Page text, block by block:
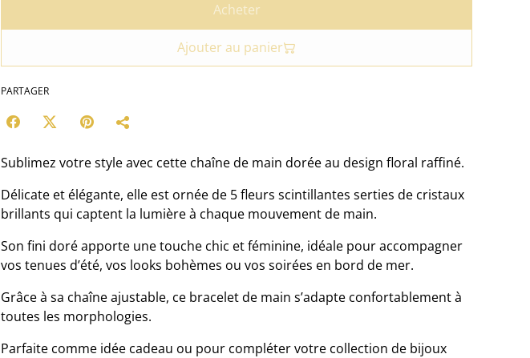
Acheter
Ajouter au panier
PARTAGER
Sublimez votre style avec cette chaîne de main dorée au design floral raffiné.
Délicate et élégante, elle est ornée de 5 fleurs scintillantes serties de cristaux
brillants qui captent la lumière à chaque mouvement de main.
Son fini doré apporte une touche chic et féminine, idéale pour accompagner
vos tenues d’été, vos looks bohèmes ou vos soirées en bord de mer.
Grâce à sa chaîne ajustable, ce bracelet de main s’adapte confortablement à
toutes les morphologies.
Parfaite comme idée cadeau ou pour compléter votre collection de bijoux